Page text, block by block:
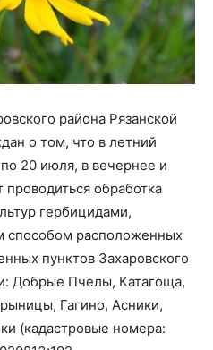
района Рязанской
о том, что в летний
20 июля, в вечернее и
обработка
гербицидами,
способом расположенных
пунктов Захаровского
Добрые Пчелы, Катагоща,
Гагино, Асники,
(кадастровые номера: